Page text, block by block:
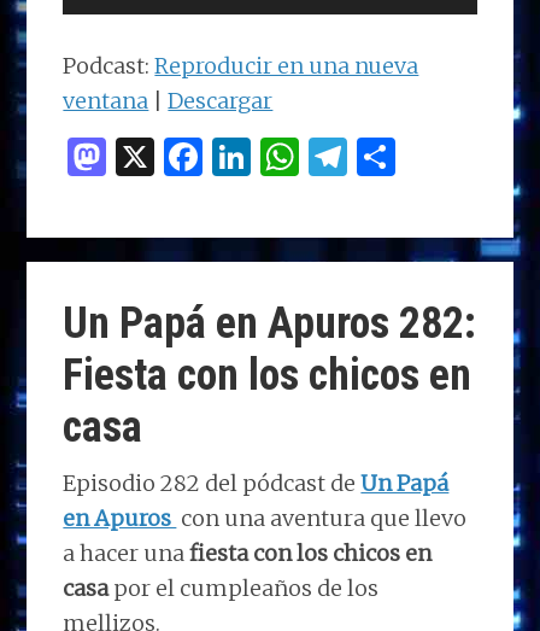
de
audio
Podcast:Reproducir en una nueva
ventana |Descargar
M
to
d
o
n
X F
ce
b
o
o
k
Li
k
e
dI
n
W
at
s
A
p
p
T
e
g
ra
m
m
p
ar
ti
r
Un Papá en Apuros 282:
Fiesta con los chicos en
casa
Episodio 282 del pódcast deUn Papá
en Apuros con una aventura que llevo
a hacer unafiesta con los chicos en
casapor el cumpleaños de los
mellizos.